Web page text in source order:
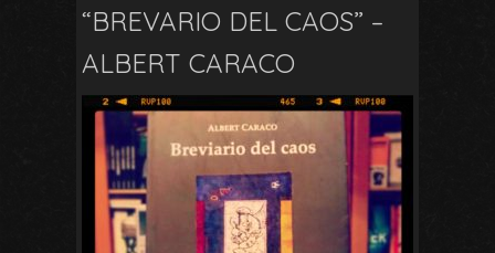
“BREVARIO DEL CAOS” –
ALBERT CARACO